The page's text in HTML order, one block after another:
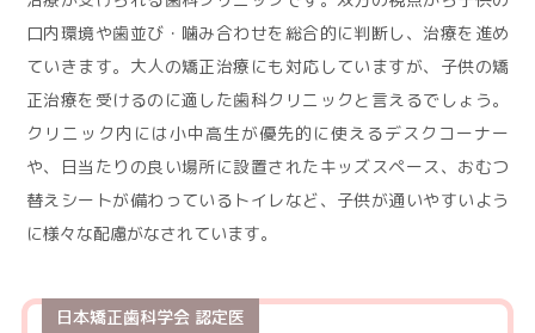
口内環境や歯並び・噛み合わせを総合的に判断し、治療を進め
ていきます。大人の矯正治療にも対応していますが、子供の矯
正治療を受けるのに適した歯科クリニックと言えるでしょう。
クリニック内には小中高生が優先的に使えるデスクコーナー
や、日当たりの良い場所に設置されたキッズスペース、おむつ
替えシートが備わっているトイレなど、子供が通いやすいよう
に様々な配慮がなされています。
日本矯正歯科学会 認定医